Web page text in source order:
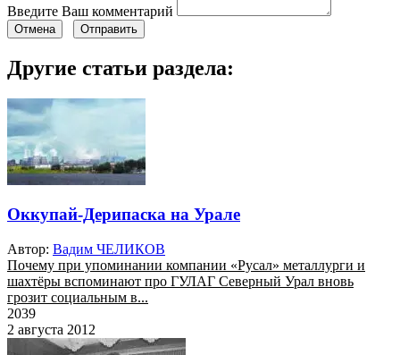
Введите Ваш комментарий
Отмена Отправить
Другие статьи раздела:
Оккупай-Дерипаска на Урале
Автор: Вадим ЧЕЛИКОВ
Почему при упоминании компании «Русал» металлурги и
шахтёры вспоминают про ГУЛАГ Северный Урал вновь
грозит социальным в...
2039
2 августа 2012